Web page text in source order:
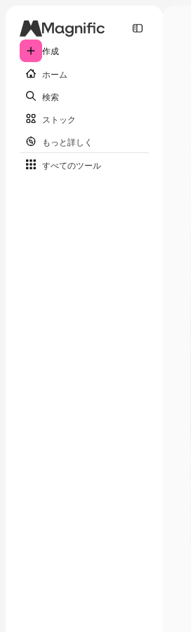
作成
ホーム
検索
ストック
もっと詳しく
すべてのツール